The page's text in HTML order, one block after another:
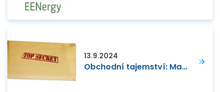
13.9.2024
Obchodní tajemství: Management důvěrných informací v obchodním styku